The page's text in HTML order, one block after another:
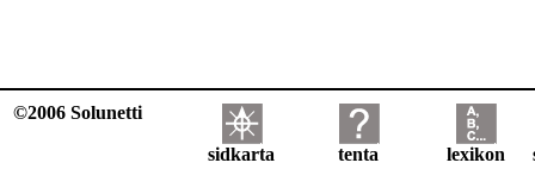
©2006 Solunetti
sidkarta tenta lexikon